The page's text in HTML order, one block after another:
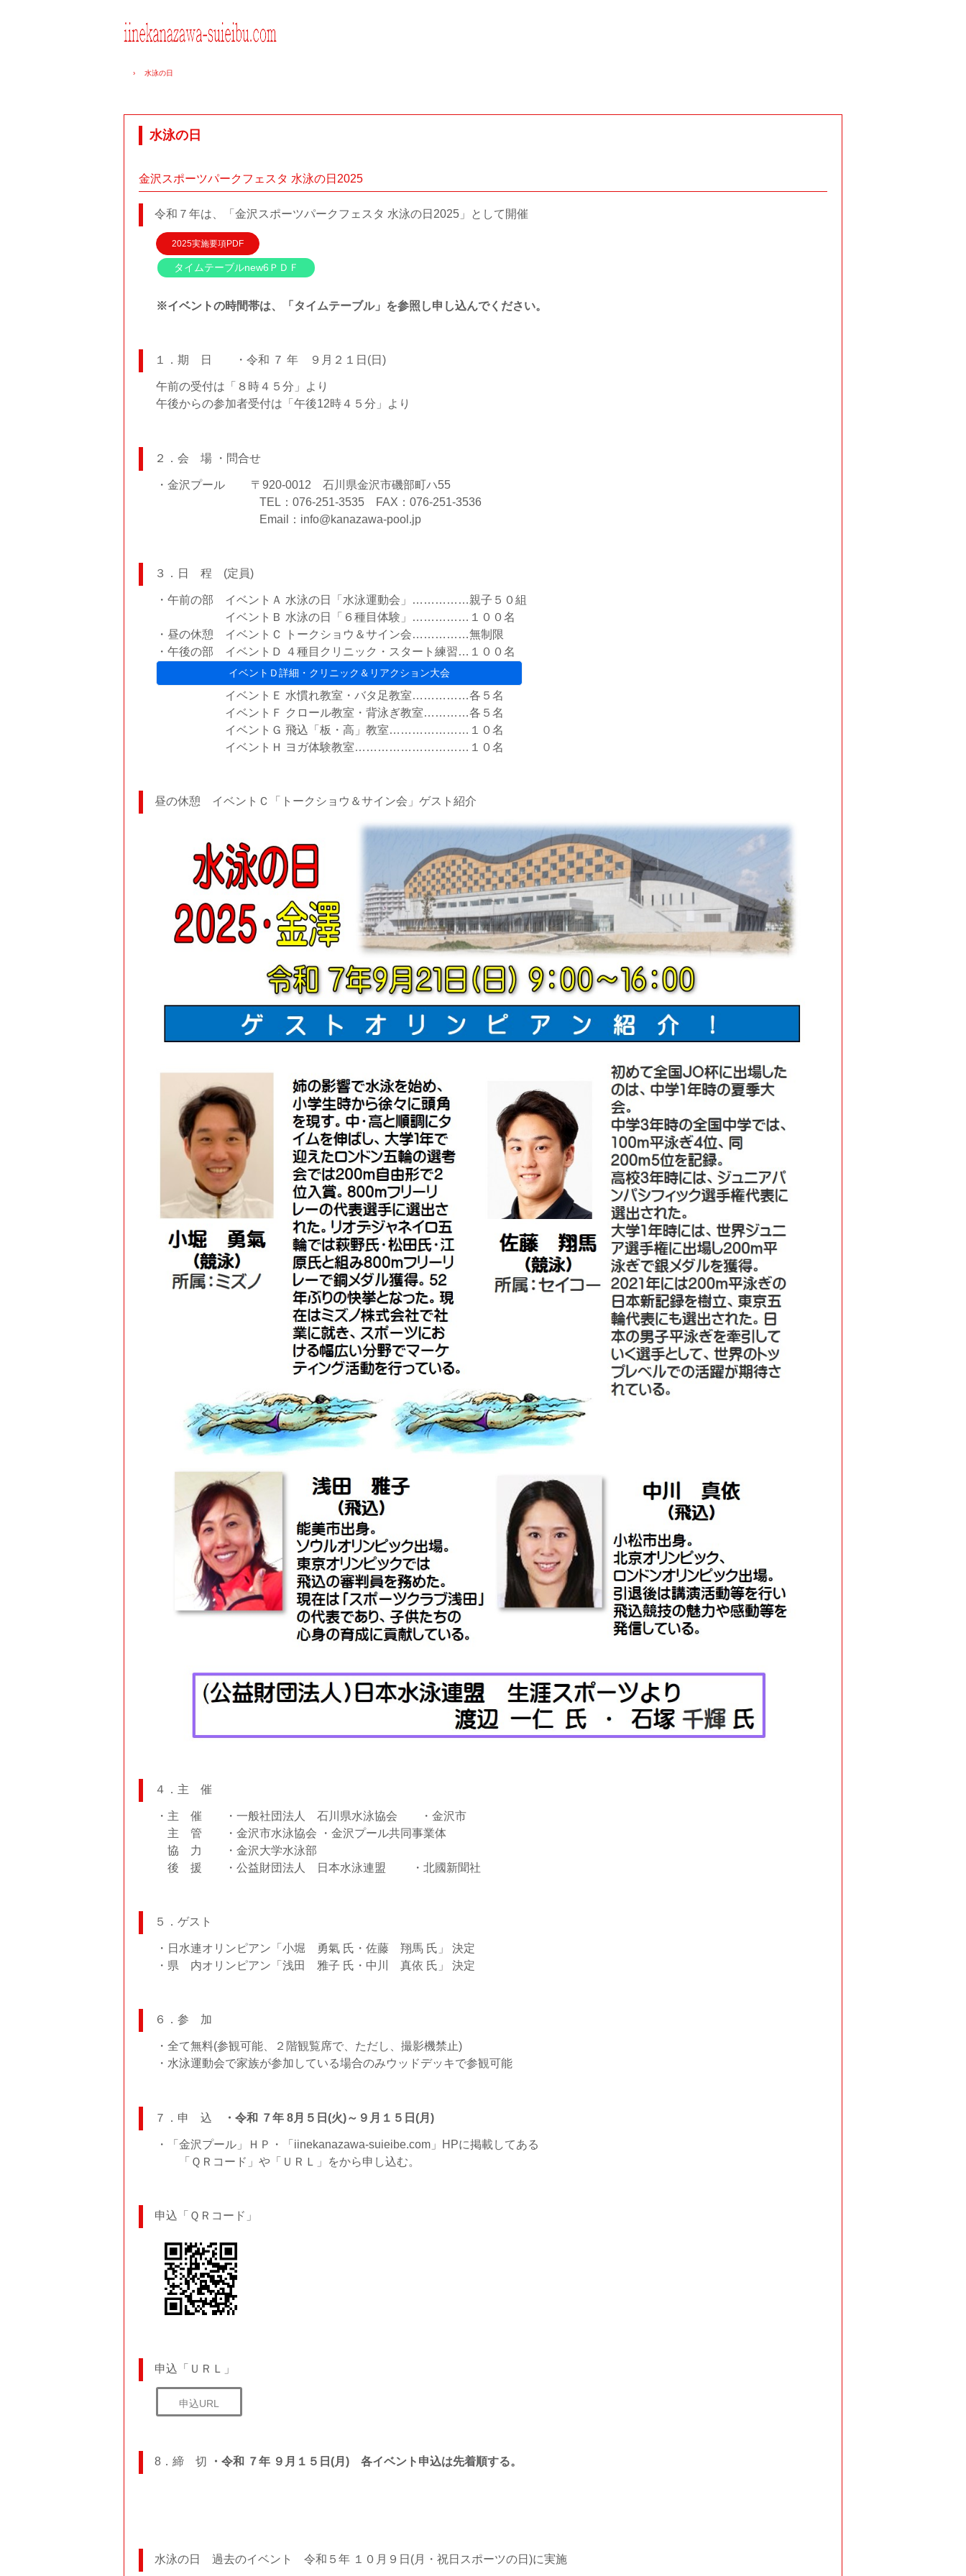
› 水泳の日
水泳の日
金沢スポーツパークフェスタ 水泳の日2025
令和７年は、「金沢スポーツパークフェスタ 水泳の日2025」として開催
2025実施要項PDF
タイムテーブルnew6ＰＤＦ
※イベントの時間帯は、「タイムテーブル」を参照し申し込んでください。
１．期 日 ・令和 ７ 年 ９月２１日(日)
午前の受付は「８時４５分」より
午後からの参加者受付は「午後12時４５分」より
２．会 場 ・問合せ
・金沢プール 〒920-0012 石川県金沢市磯部町ハ55
TEL：076-251-3535 FAX：076-251-3536
Email：info@kanazawa-pool.jp
３．日 程 (定員)
・午前の部 イベントＡ 水泳の日「水泳運動会」……………親子５０組
イベントＢ 水泳の日「６種目体験」……………１００名
・昼の休憩 イベントＣ トークショウ＆サイン会……………無制限
・午後の部 イベントＤ ４種目クリニック・スタート練習…１００名
イベントＤ詳細・クリニック＆リアクション大会
イベントＥ 水慣れ教室・バタ足教室……………各５名
イベントＦ クロール教室・背泳ぎ教室…………各５名
イベントＧ 飛込「板・高」教室…………………１０名
イベントＨ ヨガ体験教室…………………………１０名
昼の休憩 イベントＣ「トークショウ＆サイン会」ゲスト紹介
４．主 催
・主 催 ・一般社団法人 石川県水泳協会 ・金沢市
主 管 ・金沢市水泳協会 ・金沢プール共同事業体
協 力 ・金沢大学水泳部
後 援 ・公益財団法人 日本水泳連盟 ・北國新聞社
５．ゲスト
・日水連オリンピアン「小堀 勇氣 氏・佐藤 翔馬 氏」 決定
・県 内オリンピアン「浅田 雅子 氏・中川 真依 氏」 決定
６．参 加
・全て無料(参観可能、２階観覧席で、ただし、撮影機禁止)
・水泳運動会で家族が参加している場合のみウッドデッキで参観可能
７．申 込 ・令和 ７年 8月５日(火)～９月１５日(月)
・「金沢プール」ＨＰ・「iinekanazawa-suieibe.com」HPに掲載してある
「ＱＲコード」や「ＵＲＬ」をから申し込む。
申込「ＱＲコード」
申込「ＵＲＬ」
申込URL
8．締 切 ・令和 ７年 ９月１５日(月) 各イベント申込は先着順する。
水泳の日 過去のイベント 令和５年 １０月９日(月・祝日スポーツの日)に実施